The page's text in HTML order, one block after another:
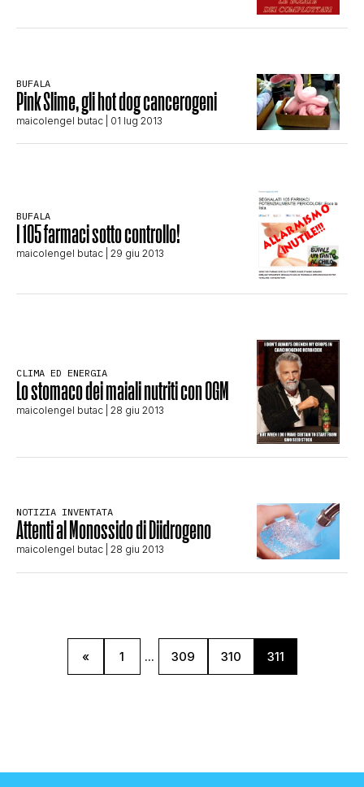
CLIMA ED ENERGIA
BUFALA
Pink Slime, gli hot dog cancerogeni
maicolengel butac | 01 lug 2013
BUFALA
I 105 farmaci sotto controllo!
maicolengel butac | 29 giu 2013
CLIMA ED ENERGIA
Lo stomaco dei maiali nutriti con OGM
maicolengel butac | 28 giu 2013
NOTIZIA INVENTATA
Attenti al Monossido di Diidrogeno
maicolengel butac | 28 giu 2013
« 1 ... 309 310 311